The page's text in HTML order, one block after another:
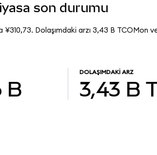
son durumu
Dolaşımdaki arzı 3,43 B TCOMon
B
DOLAŞIMDAKI ARZ
3,43 B